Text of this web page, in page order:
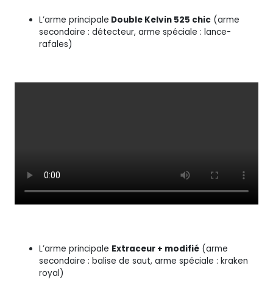
L’arme principale Double Kelvin 525 chic (arme
secondaire : détecteur, arme spéciale : lance-
rafales)
L’arme principale Extraceur + modifié (arme
secondaire : balise de saut, arme spéciale : kraken
royal)